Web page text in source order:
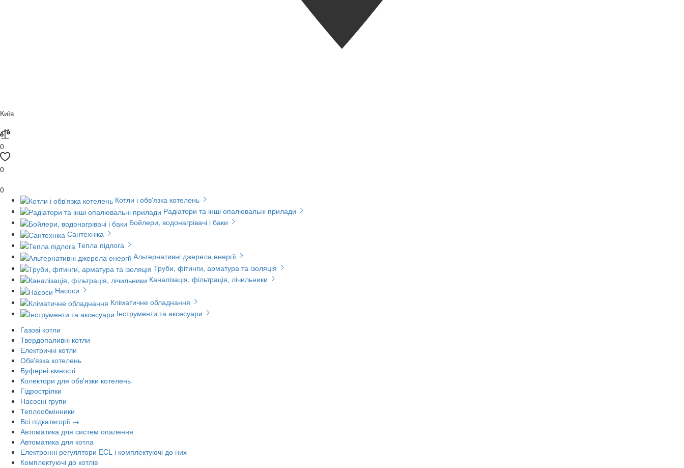
Київ
0
0
0
Котли і обв'язка котелень
Радіатори та інші опалювальні прилади
Бойлери, водонагрівачі і баки
Сантехніка
Тепла підлога
Альтернативні джерела енергії
Труби, фітинги, арматура та ізоляція
Каналізація, фільтрація, лічильники
Насоси
Кліматичне обладнання
Інструменти та аксесуари
Газові котли
Твердопаливні котли
Електричні котли
Обв'язка котелень
Буферні ємності
Колектори для обв'язки котелень
Гідрострілки
Насосні групи
Теплообмінники
Всі підкатегорії →
Автоматика для систем опалення
Автоматика для котла
Електронні регулятори ECL і комплектуючі до них
Комплектуючі до котлів